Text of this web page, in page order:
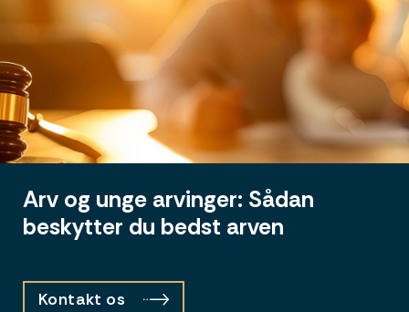
Arv og unge arvinger: Sådan
beskytter du bedst arven
Kontakt os